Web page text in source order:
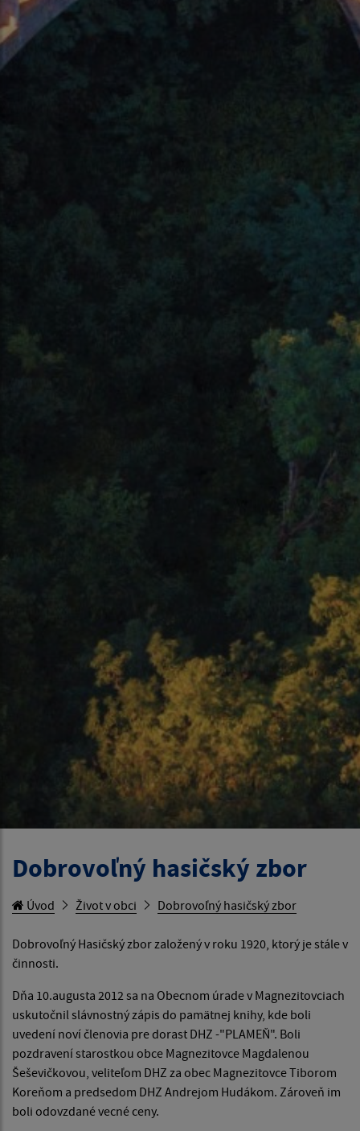
Dobrovoľný hasičský zbor
Úvod Život v obci Dobrovoľný hasičský zbor
Dobrovoľný Hasičský zbor založený v roku 1920, ktorý je stále v
činnosti.
Dňa 10.augusta 2012 sa na Obecnom úrade v Magnezitovciach
uskutočnil slávnostný zápis do pamätnej knihy, kde boli
uvedení noví členovia pre dorast DHZ -"PLAMEŇ". Boli
pozdravení starostkou obce Magnezitovce Magdalenou
Šeševičkovou, veliteľom DHZ za obec Magnezitovce Tiborom
Koreňom a predsedom DHZ Andrejom Hudákom. Zároveň im
boli odovzdané vecné ceny.